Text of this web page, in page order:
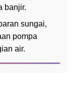
banjir.
sungai,
pompa
air.